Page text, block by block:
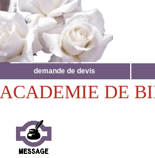
demande de devis
ACADEMIE DE